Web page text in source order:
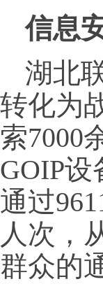
信息
湖北
转化为
索7000
GOIP
通过
人次，
群众的